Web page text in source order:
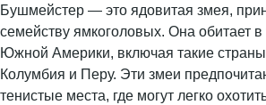
Бушмейстер — это ядовитая змея,
семейству ямкоголовых. Она обитает в
Южной Америки, включая такие
Колумбия и Перу. Эти змеи
тенистые места, где могут легко